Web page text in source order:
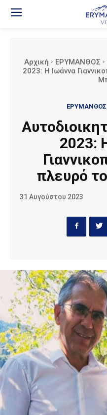
Αρχική ΕΡΥΜΑΝΘΟΣ
2023: Η Ιωάννα
ΕΡΥΜΑΝΘΟΣ
2023:
πλευρό
31 Αυγούστου 2023